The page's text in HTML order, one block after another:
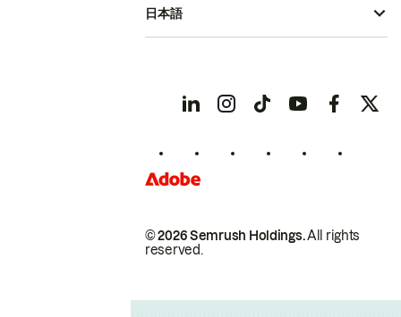
© 2026 Semrush Holdings.All rights
reserved.
日本語